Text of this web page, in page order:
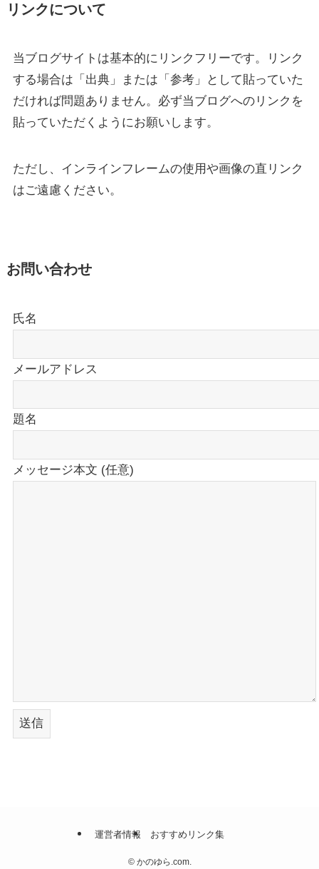
リンクについて
当ブログサイトは基本的にリンクフリーです。リンク
する場合は「出典」または「参考」として貼っていた
だければ問題ありません。必ず当ブログへのリンクを
貼っていただくようにお願いします。
ただし、インラインフレームの使用や画像の直リンク
はご遠慮ください。
お問い合わせ
氏名
メールアドレス
題名
メッセージ本文 (任意)
運営者情報 おすすめリンク集
©かのゆら.com.